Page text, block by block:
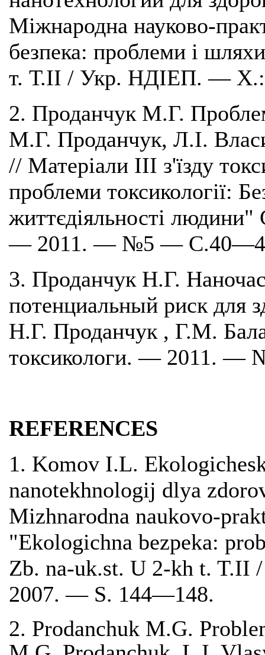
Міжнародна науково-
безпека: проблеми і
т. Т.ІІ / Укр. НДІЕП. —
2. Проданчук М.Г.
М.Г. Проданчук, Л.І.
// Матеріали III з'їзду
проблеми токсикології:
життєдіяльності людини"
— 2011. — №5 —
3. Проданчук Н.Г.
потенциальный риск для
Н.Г. Проданчук , Г.М.
токсикологи. — 2011.
REFERENCES
1. Komov I.L.
nanotekhnologij dlya
Mizhnarodna naukovo-
"Ekologichna bezpeka:
Zb. na-uk.st. U 2-kh t. T.II
2007. — S. 144—148.
2. Prodanchuk M.G.